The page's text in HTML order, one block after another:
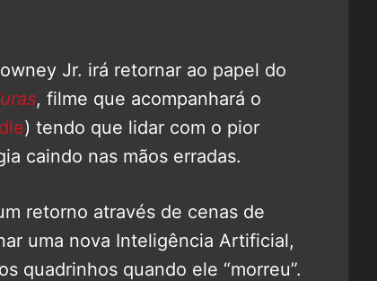
Jr. irá retornar ao papel do
, filme que acompanhará o
) tendo que lidar com o pior
caindo nas mãos erradas.
retorno através de cenas de
uma nova Inteligência Artificial,
quadrinhos quando ele “morreu”.